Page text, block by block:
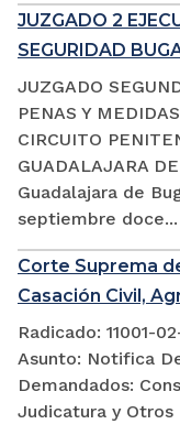
JUZGADO 2
SEGURIDAD
JUZGADO
PENAS Y
CIRCUITO
GUADALAJARA
Guadalajara de
septiembre doce...
Corte Suprema
Casación Civil,
Radicado: 11001-
Asunto: Notifica
Demandados:
Judicatura y Otros